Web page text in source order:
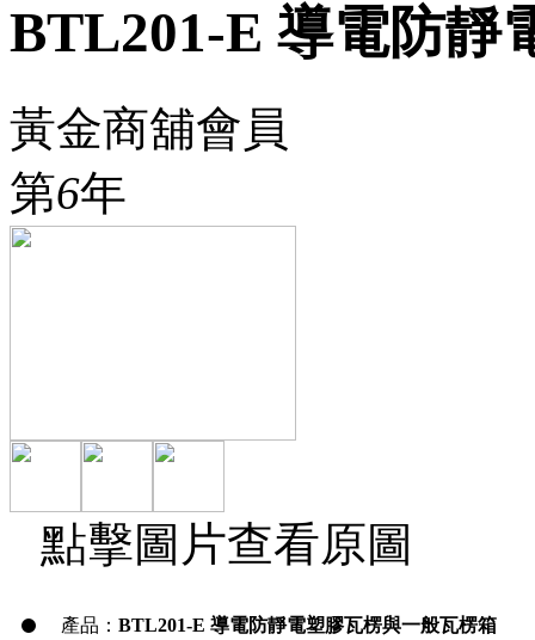
BTL201-E 導電防靜
黃金商舖會員
第6年
點擊圖片查看原圖
產品： BTL201-E 導電防靜電塑膠瓦楞與一般瓦楞箱